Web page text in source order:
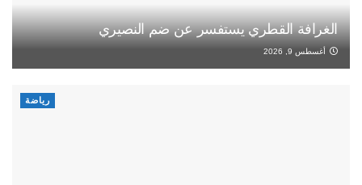
الغرافة القطري يستفسر عن ضم النصيري
أغسطس 9, 2026
رياضة